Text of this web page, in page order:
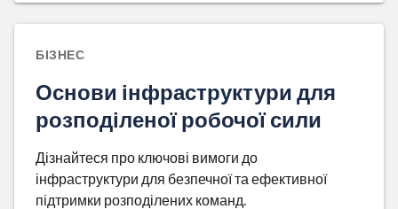
БІЗНЕС
Основи інфраструктури для
розподіленої робочої сили
Дізнайтеся про ключові вимоги до
інфраструктури для безпечної та ефективної
підтримки розподілених команд.